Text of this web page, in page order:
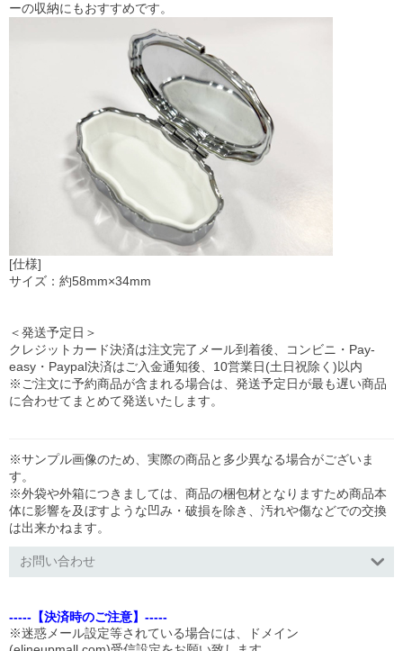
ーの収納にもおすすめです。
[仕様]
サイズ：約58mm×34mm
＜発送予定日＞
クレジットカード決済は注文完了メール到着後、コンビニ・Pay-
easy・Paypal決済はご入金通知後、10営業日(土日祝除く)以内
※ご注文に予約商品が含まれる場合は、発送予定日が最も遅い商品
に合わせてまとめて発送いたします。
※サンプル画像のため、実際の商品と多少異なる場合がございま
す。
※外袋や外箱につきましては、商品の梱包材となりますため商品本
体に影響を及ぼすような凹み・破損を除き、汚れや傷などでの交換
は出来かねます。
お問い合わせ
-----【決済時のご注意】-----
※迷惑メール設定等されている場合には、ドメイン